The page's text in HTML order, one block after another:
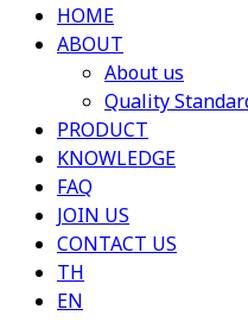
HOME
ABOUT
About us
Quality
PRODUCT
KNOWLEDGE
FAQ
JOIN US
CONTACT US
TH
EN